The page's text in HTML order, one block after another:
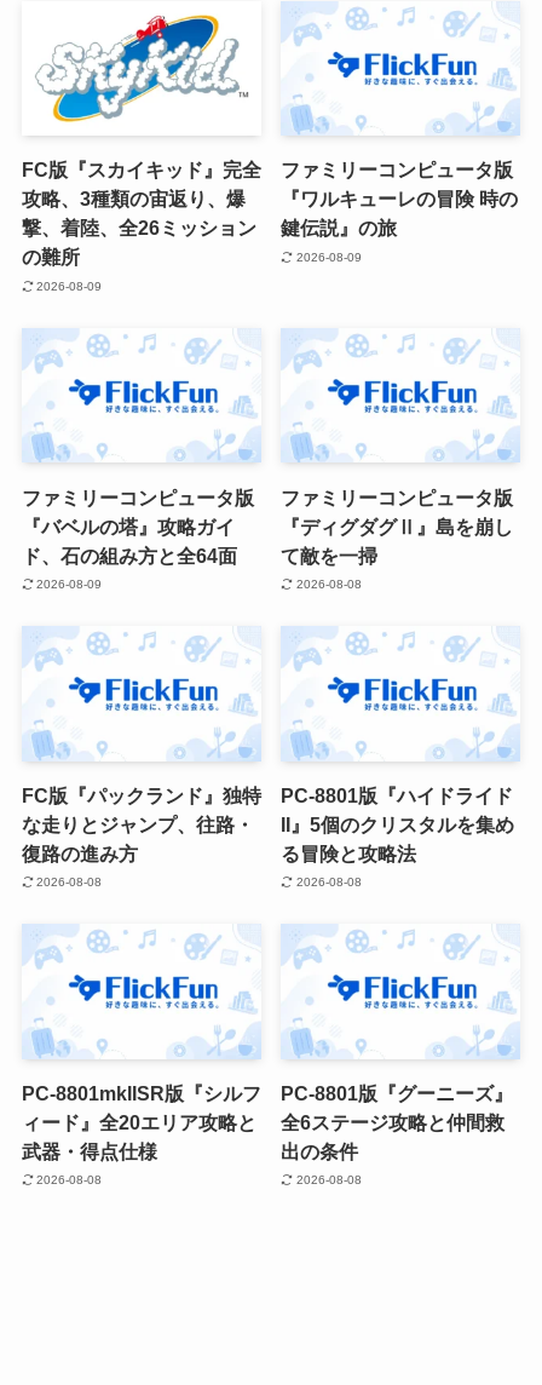
FC版『スカイキッド』完全
攻略、3種類の宙返り、爆
撃、着陸、全26ミッション
の難所
2026-08-09
ファミリーコンピュータ版
『ワルキューレの冒険 時の
鍵伝説』の旅
2026-08-09
ファミリーコンピュータ版
『バベルの塔』攻略ガイ
ド、石の組み方と全64面
2026-08-09
ファミリーコンピュータ版
『ディグダグⅡ』島を崩し
て敵を一掃
2026-08-08
FC版『パックランド』独特
な走りとジャンプ、往路・
復路の進み方
2026-08-08
PC-8801版『ハイドライド
II』5個のクリスタルを集め
る冒険と攻略法
2026-08-08
PC-8801mkIISR版『シルフ
ィード』全20エリア攻略と
武器・得点仕様
2026-08-08
PC-8801版『グーニーズ』
全6ステージ攻略と仲間救
出の条件
2026-08-08